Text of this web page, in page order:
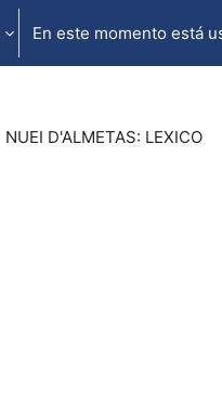
En este momento está
NUEI D'ALMETAS: LEXICO